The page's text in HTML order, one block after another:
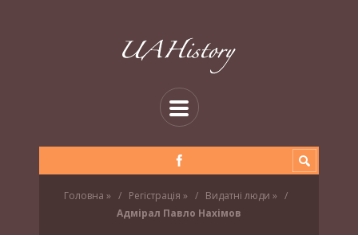
Головна » Регістрація » Видатні люди »
Адмірал Павло Нахімов